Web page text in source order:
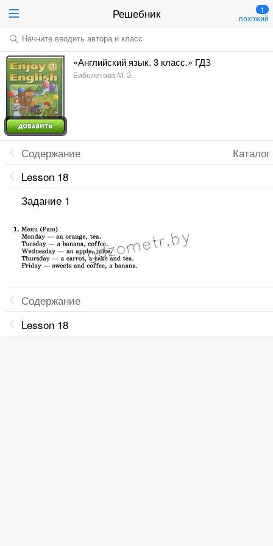
Решебник 1
похожий
Начните вводить автора и класс
«Английский язык. 3 класс.» ГДЗ
Биболетова М. З.
Каталог
Содержание
Lesson 18
Задание 1
Содержание
Lesson 18